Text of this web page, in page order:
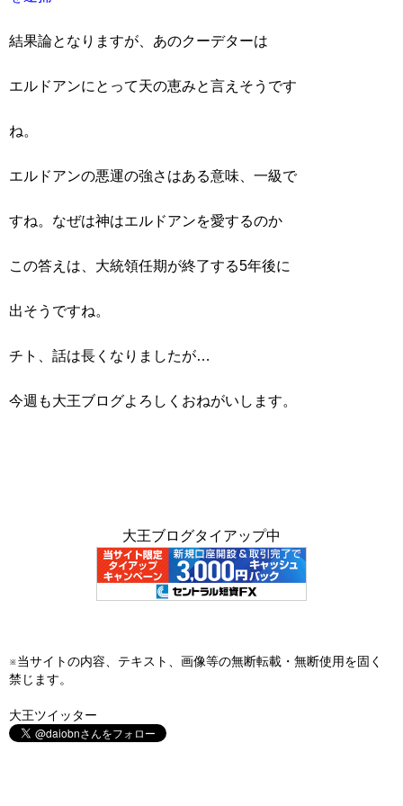
結果論となりますが、あのクーデターは
エルドアンにとって天の恵みと言えそうです
ね。
エルドアンの悪運の強さはある意味、一級で
すね。なぜは神はエルドアンを愛するのか
この答えは、大統領任期が終了する5年後に
出そうですね。
チト、話は長くなりましたが…
今週も大王ブログよろしくおねがいします。
大王ブログタイアップ中
※当サイトの内容、テキスト、画像等の無断転載・無断使用を固く
禁じます。
大王ツイッター